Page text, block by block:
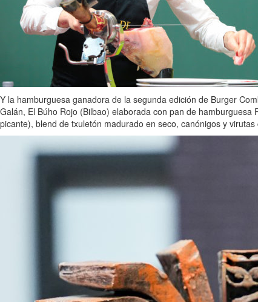
Y la hamburguesa ganadora de la segunda edición de Burger
Galán, El Búho Rojo (Bilbao) elaborada con pan de
picante), blend de txuletón madurado en seco, canónigos y